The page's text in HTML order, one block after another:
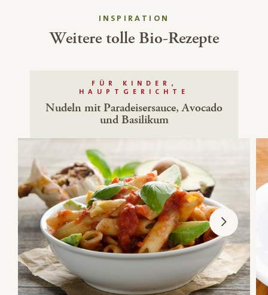
INSPIRATION
Weitere tolle Bio-Rezepte
FÜR KINDER,
HAUPTGERICHTE
Nudeln mit Paradeisersauce, Avocado
und Basilikum